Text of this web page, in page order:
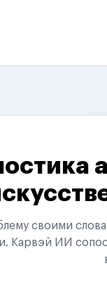
своими
Карвэй ИИ